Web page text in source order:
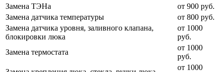
Замена ТЭНа
от 900 руб.
Замена датчика температуры
от 800 руб.
Замена датчика уровня, заливного клапана,
блокировки люка
от 1000
руб.
Замена термостата
от 1000
руб.
от 1000